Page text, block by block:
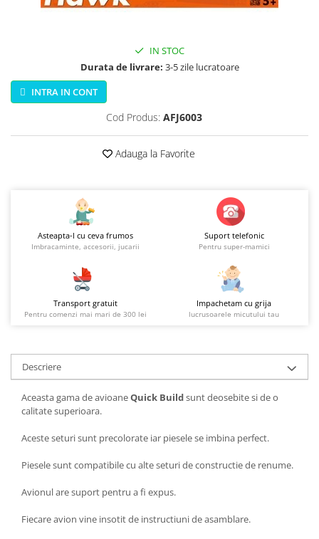
Placi pentru inot
Kituri constructie si pictura
Machete auto Diecast
Masinute Radiocomanda
Vehicule
Biciclete fara pedale
Role, patine cu rotile
Trotinete
IN STOC
Durata de livrare: 3-5 zile lucratoare
INTRA IN CONT
Cod Produs: AFJ6003
Adauga la Favorite
Asteapta-l cu ceva frumos
Imbracaminte, accesorii, jucarii
Suport telefonic
Pentru super-mamici
Transport gratuit
Pentru comenzi mai mari de 300 lei
Impachetam cu grija
lucrusoarele micutului tau
Descriere
Aceasta gama de avioaneQuick Buildsunt deosebite si de o
calitate superioara.
Aceste seturi sunt precolorate iar piesele se imbina perfect.
Piesele sunt compatibile cu alte seturi de constructie de renume.
Avionul are suport pentru a fi expus.
Fiecare avion vine insotit de instructiuni de asamblare.